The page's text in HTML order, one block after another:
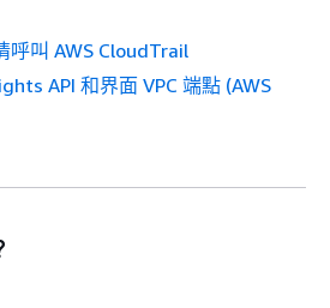
呼叫 AWS CloudTrail
API 和界面 VPC 端點 (AWS